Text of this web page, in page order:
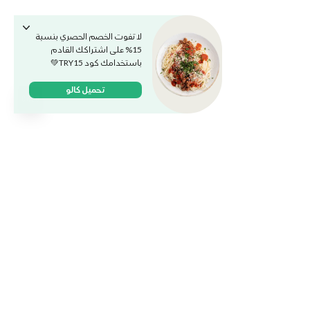
لا تفوت الخصم الحصري بنسبة
15% على اشتراكك القادم
باستخدامك كود TRY15💚
تحميل كالو